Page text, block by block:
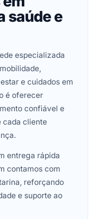
saúde e
especializada
e cuidados em
é oferecer
confiável e
cada cliente
entrega rápida
contamos com
reforçando
e suporte ao